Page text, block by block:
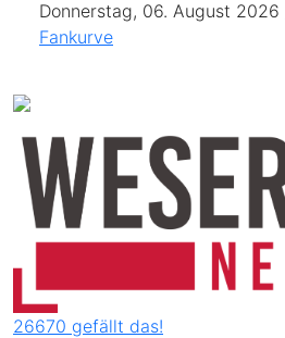
Donnerstag, 06. August 2026
Fankurve
26670 gefällt das!